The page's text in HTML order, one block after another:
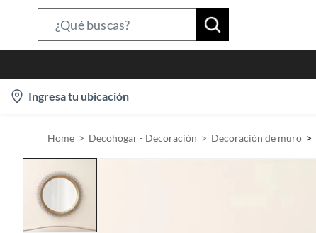
e
r
B
Ingresa tu ubicación
Home Decohogar - Decoración Decoración de muro